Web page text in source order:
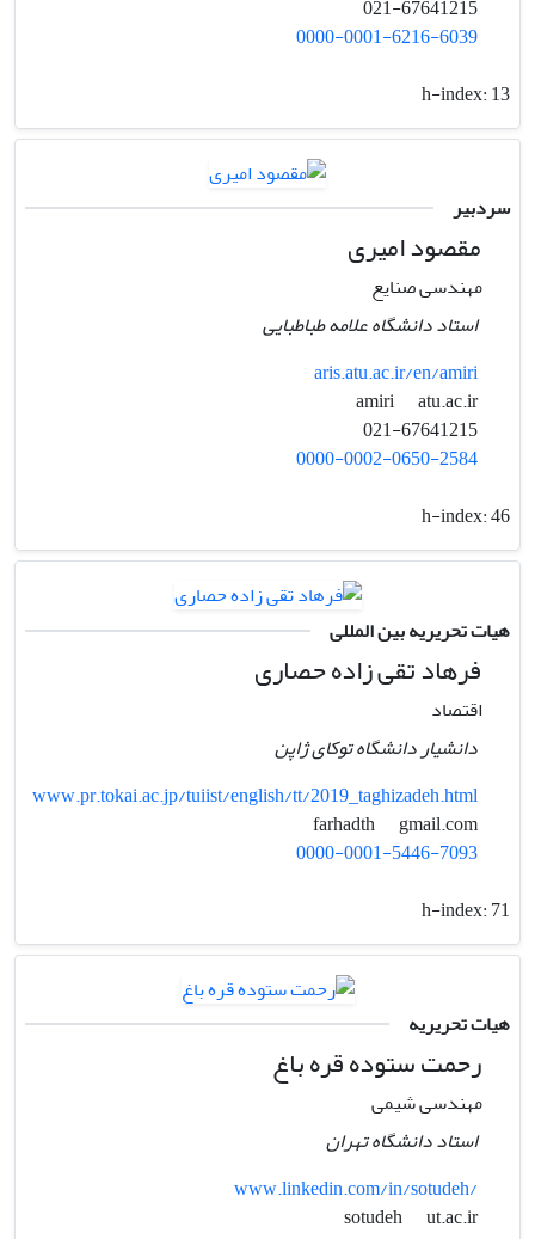
0000-0001-6216-6039
h-index:13
سردبیر
مقصود امیری
مهندسی صنایع
استاد دانشگاه علامه طباطبایی
aris.atu.ac.ir/en/amiri
amiri
atu.ac.ir
0000-0002-0650-2584
h-index:46
هیات تحریریه بین المللی
فرهاد تقی زاده حصاری
اقتصاد
دانشیار دانشگاه توکای ژاپن
www.pr.tokai.ac.jp/tuiist/english/tt/2019_taghizadeh.html
gmail.com
0000-0001-5446-7093
h-index:71
هیات تحریریه
رحمت ستوده قره باغ
مهندسی شیمی
استاد دانشگاه تهران
www.linkedin.com/in/sotudeh/
sotudeh
ut.ac.ir